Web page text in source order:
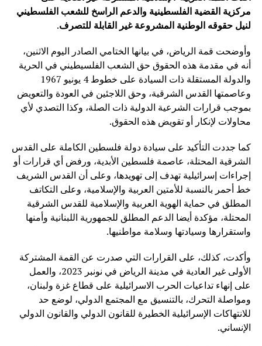
مركزية القضية الفلسطينية والدعم الراسخ للشعب الفلسطيني
لنيل حقوقه الوطنية المشروعة غير القابلة للتصرف.
وأوضحت قمة الرياض، في بيانها الختامي الصادر اليوم الاثنين،
أنه في مقدمة هذه الحقوق حق الشعب الفلسيطيني في الحرية
والدولة المستقلة ذات السيادة على خطوط 4 يونيو 1967
وعاصمتها القدس الشرقية، وحق اللاجئين في العودة والتعويض
بموجب قرارات الشرعية الدولية ذات الصلة، وكذا التصدي لأي
محاولات لإنكار أو تقويض هذه الحقوق.
كما جددت التأكيد على سيادة دولة فلسطين الكاملة على القدس
الشرقية المحتلة، عاصمة فلسطين الأبدية، ورفض أي قرارات أو
إجراءات إسرائيلية تهدف إلى تهويدها، وعلى أن القدس الشريف
خط أحمر بالنسبة للأمتين العربية والإسلامية، وعلى التكاتف
المطلق في حماية الهوية العربية والإسلامية للقدس الشرقية
المحتلة، مؤكدة أيضا الدعم المطلق للجمهورية اللبنانية وأمنها
واستقرارها وسيادتها وسلامة مواطنيها.
وأكدت، كذلك، على القرارات التي صدرت عن القمة المشتركة
الأولى غير العادية في مدينة الرياض في نونبر 2023، والعمل
على إنهاء تداعيات الحرب الاسرائيلية على قطاع غزة ولبنان،
ومواصلة التحرك، بالتنسيق مع المجتمع الدولي، لوضع حد
للانتهاكات الإسرائيلية الخطيرة للقانون الدولي والقانون الدولي
الإنساني.